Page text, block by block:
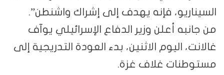
السيناريو، فإنه يهدف إلى إشراك واشنطن”.
من جانبه أعلن وزير الدفاع الإسرائيلي يوآف
غالانت، اليوم الاثنين، بدء العودة التدريجية إلى
مستوطنات غلاف غزة.